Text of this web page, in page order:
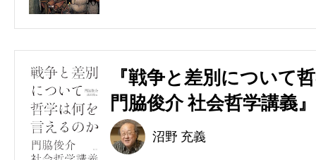
『戦争と差別について
門脇俊介 社会哲学講義
沼野 充義